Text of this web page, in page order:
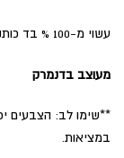
עשוי מ-100 % בד כותנה אורגנית.
מעוצב בדנמרק
**שימו לב: הצבעים
במציאות.